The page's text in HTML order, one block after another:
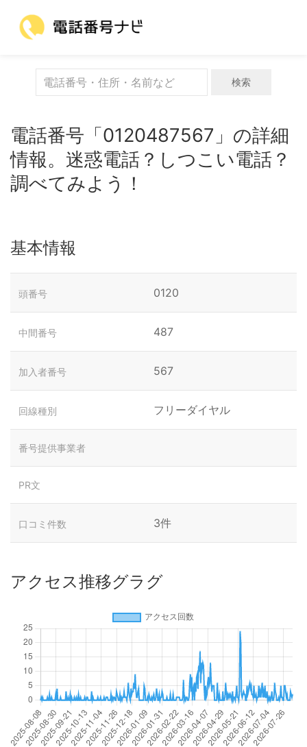
検索
電話番号「0120487567」の詳細
情報。迷惑電話？しつこい電話？
調べてみよう！
基本情報
頭番号 0120
中間番号 487
加入者番号 567
回線種別 フリーダイヤル
番号提供事業者
PR文
口コミ件数 3件
アクセス推移グラグ